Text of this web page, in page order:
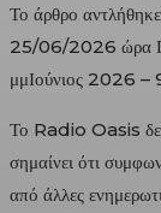
Το άρθρο
25/06/2026 ώρα
μμΙούνιος 2026 –
Το Radio Oasis δεν
σημαίνει ότι
από άλλες